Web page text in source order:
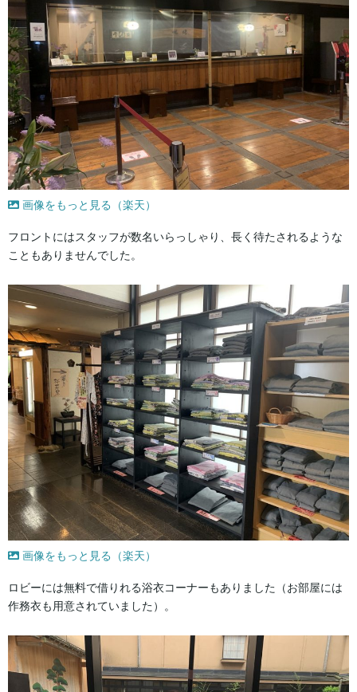
画像をもっと見る（楽天）
フロントにはスタッフが数名いらっしゃり、長く待たされるような
こともありませんでした。
画像をもっと見る（楽天）
ロビーには無料で借りれる浴衣コーナーもありました（お部屋には
作務衣も用意されていました）。